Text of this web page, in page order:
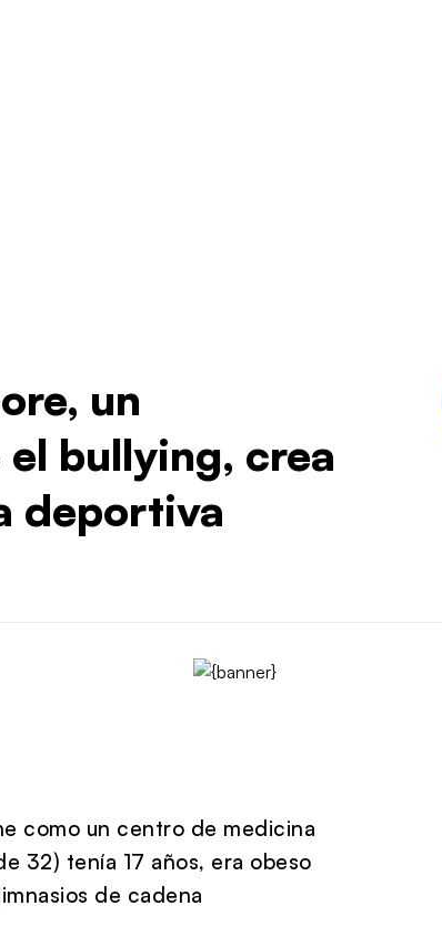
un
bullying, crea
deportiva
como un centro de medicina
32) tenía 17 años, era obeso
de cadena